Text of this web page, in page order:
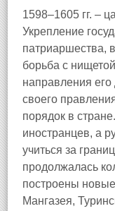
1598–1605 гг. –
Укрепление
патриаршества,
борьба с
направления
своего
порядок в
иностранцев, а
учиться за
продолжалась
построены новые
Мангазея,